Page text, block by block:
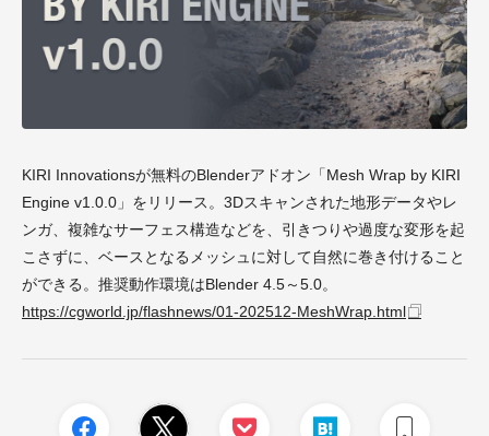
KIRI Innovationsが無料のBlenderアドオン「Mesh Wrap by KIRI
Engine v1.0.0」をリリース。3Dスキャンされた地形データやレ
ンガ、複雑なサーフェス構造などを、引きつりや過度な変形を起
こさずに、ベースとなるメッシュに対して自然に巻き付けること
ができる。推奨動作環境はBlender 4.5～5.0。
https://cgworld.jp/flashnews/01-202512-MeshWrap.html